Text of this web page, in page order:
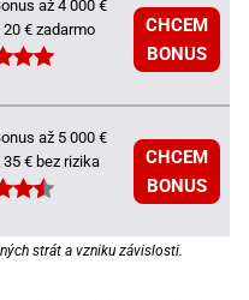
až 4 000 €
20 € zadarmo
CHCEM
BONUS
až 5 000 €
35 € bez rizika
CHCEM
BONUS
strát a vzniku závislosti.